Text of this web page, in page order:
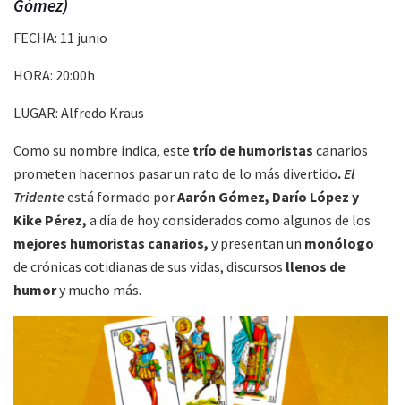
Gómez)
FECHA: 11 junio
HORA: 20:00h
LUGAR: Alfredo Kraus
Como su nombre indica, este trío de humoristas canarios
prometen hacernos pasar un rato de lo más divertido.El
Tridenteestá formado porAarón Gómez, Darío López y
Kike Pérez, a día de hoy considerados como algunos de los
mejores humoristas canarios, y presentan un monólogo
de crónicas cotidianas de sus vidas, discursos llenos de
humory mucho más.